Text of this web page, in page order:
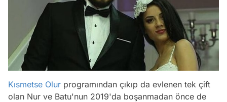
Kısmetse Olur programından çıkıp da evlenen tek çift
olan Nur ve Batu'nun 2019'da boşanmadan önce de